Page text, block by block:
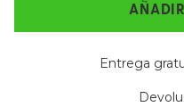
Entrega